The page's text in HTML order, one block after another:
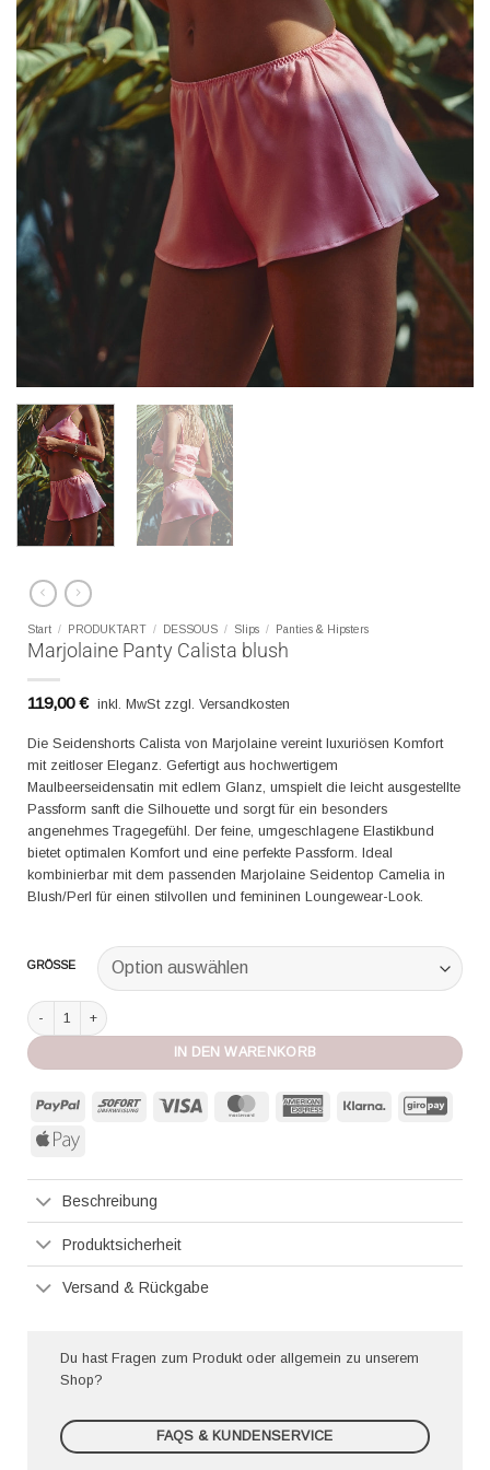
Start / PRODUKTART / DESSOUS / Slips / Panties & Hipsters
Marjolaine Panty Calista blush
119,00€ inkl. MwSt zzgl. Versandkosten
Die Seidenshorts Calista von Marjolaine vereint luxuriösen Komfort
mit zeitloser Eleganz. Gefertigt aus hochwertigem
Maulbeerseidensatin mit edlem Glanz, umspielt die leicht ausgestellte
Passform sanft die Silhouette und sorgt für ein besonders
angenehmes Tragegefühl. Der feine, umgeschlagene Elastikbund
bietet optimalen Komfort und eine perfekte Passform. Ideal
kombinierbar mit dem passenden Marjolaine Seidentop Camelia in
Blush/Perl für einen stilvollen und femininen Loungewear-Look.
GRÖSSE
Marjolaine Panty Calista blush Menge
IN DEN WARENKORB
PayPal Sofort MasterCard American
Klarna
Apple
Beschreibung
Produktsicherheit
Versand & Rückgabe
Du hast Fragen zum Produkt oder allgemein zu unserem
Shop?
FAQS & KUNDENSERVICE